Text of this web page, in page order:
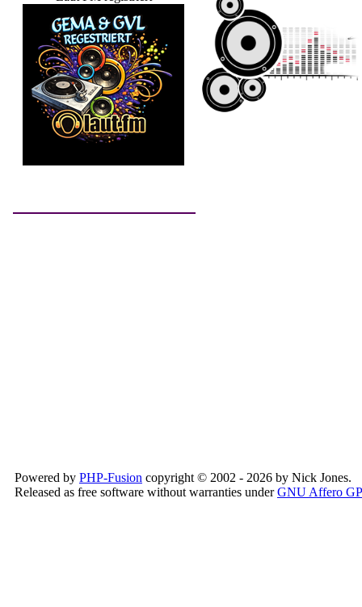
Powered by PHP-Fusion copyright © 2002 - 2026 by Nick Jones.
Released as free software without warranties underGNU Affero